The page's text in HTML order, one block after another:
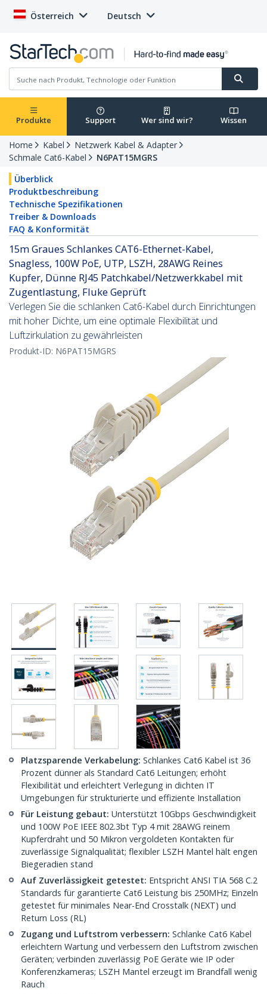
Österreich Deutsch
Produkte Support Wer sind wir? Wissen
Home Kabel
Netzwerk Kabel & Adapter
Schmale Cat6-Kabel
N6PAT15MGRS
Überblick
Produktbeschreibung
Technische Spezifikationen
Treiber & Downloads
FAQ & Konformität
15m Graues Schlankes CAT6-Ethernet-Kabel,
Snagless, 100W PoE, UTP, LSZH, 28AWG Reines
Kupfer, Dünne RJ45 Patchkabel/Netzwerkkabel mit
Zugentlastung, Fluke Geprüft
Verlegen Sie die schlanken Cat6-Kabel durch Einrichtungen
mit hoher Dichte, um eine optimale Flexibilität und
Luftzirkulation zu gewährleisten
Produkt-ID: N6PAT15MGRS
Platzsparende Verkabelung: Schlankes Cat6 Kabel ist 36
Prozent dünner als Standard Cat6 Leitungen; erhöht
Flexibilität und erleichtert Verlegung in dichten IT
Umgebungen für strukturierte und effiziente Installation
Für Leistung gebaut: Unterstützt 10Gbps Geschwindigkeit
und 100W PoE IEEE 802.3bt Typ 4 mit 28AWG reinem
Kupferdraht und 50 Mikron vergoldeten Kontakten für
zuverlässige Signalqualität; flexibler LSZH Mantel hält engen
Biegeradien stand
Auf Zuverlässigkeit getestet: Entspricht ANSI TIA 568 C.2
Standards für garantierte Cat6 Leistung bis 250MHz; Einzeln
getestet für minimales Near-End Crosstalk (NEXT) und
Return Loss (RL)
Zugang und Luftstrom verbessern: Schlanke Cat6 Kabel
erleichtern Wartung und verbessern den Luftstrom zwischen
Geräten; verbinden zuverlässig PoE Geräte wie IP oder
Konferenzkameras; LSZH Mantel erzeugt im Brandfall wenig
Rauch